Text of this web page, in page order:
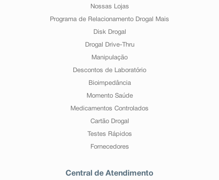
Nossas Lojas
Programa de Relacionamento Drogal Mais
Disk Drogal
Drogal Drive-Thru
Manipulação
Descontos de Laboratório
Bioimpedância
Momento Saúde
Medicamentos Controlados
Cartão Drogal
Testes Rápidos
Fornecedores
Central de Atendimento